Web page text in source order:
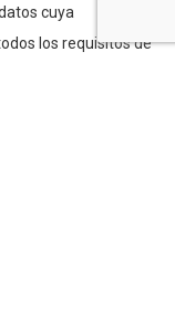
cuya
los requisitos de